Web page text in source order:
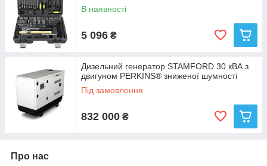
В наявності
5 096 ₴
Дизельний генератор STAMFORD 30 кВА з
двигуном PERKINS® зниженої шумності
Під замовлення
832 000 ₴
Про нас